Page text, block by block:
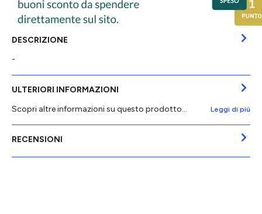
DESCRIZIONE
-
ULTERIORI INFORMAZIONI
Scopri altre informazioni su questo prodotto...
Leggi di più
RECENSIONI